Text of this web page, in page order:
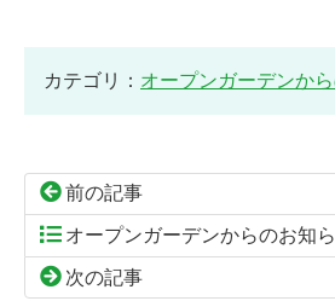
カテゴリ： オープンガーデンか
前の記事
オープンガーデンからのお知
次の記事